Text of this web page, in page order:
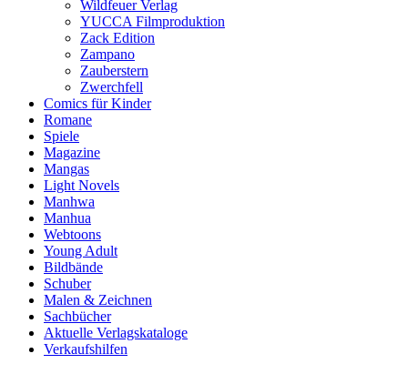
Wildfeuer Verlag
YUCCA Filmproduktion
Zack Edition
Zampano
Zauberstern
Zwerchfell
Comics für Kinder
Romane
Spiele
Magazine
Mangas
Light Novels
Manhwa
Manhua
Webtoons
Young Adult
Bildbände
Schuber
Malen & Zeichnen
Sachbücher
Aktuelle Verlagskataloge
Verkaufshilfen